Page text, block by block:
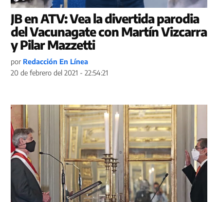
JB en ATV: Vea la divertida parodia
del Vacunagate con Martín Vizcarra
y Pilar Mazzetti
por Redacción En Línea
20 de febrero del 2021 - 22:54:21